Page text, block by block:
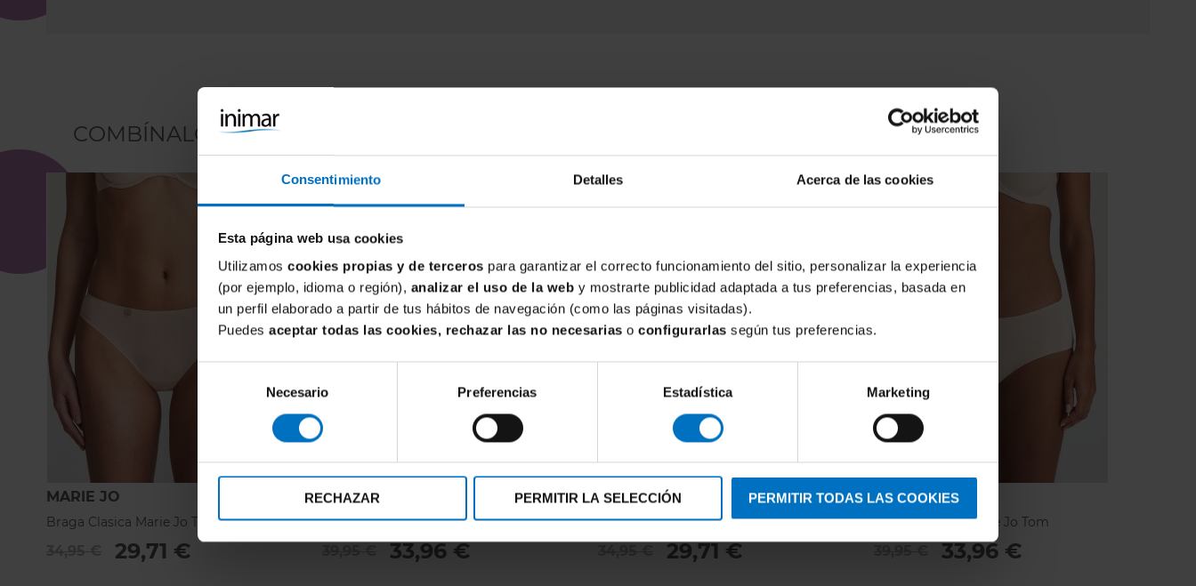
Consentimiento Detalles Acerca de las cookies
Esta página web usa cookies
Utilizamos cookies propias y de terceros para garantizar el correcto funcionamiento del sitio, personalizar la experiencia
(por ejemplo, idioma o región), analizar el uso de la web y mostrarte publicidad adaptada a tus preferencias, basada en
un perfil elaborado a partir de tus hábitos de navegación (como las páginas visitadas).
Puedes aceptar todas las cookies, rechazar las no necesarias o configurarlas según tus preferencias.
consentimiento
Necesario Preferencias Estadística Marketing
RECHAZAR PERMITIR LA SELECCIÓN PERMITIR TODAS LAS COOKIES
COMBÍNALO CON
MARIE JO
Braga Clasica Marie Jo Tom
29,71 €
MARIE JO
Braga Alta Marie Jo Tom
33,96 €
MARIE JO
Braga Tanga Marie Jo Tom
29,71 €
MARIE JO
Braga Culotte Marie Jo Tom
33,96 €